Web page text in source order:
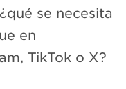
se necesita
en
TikTok o X?